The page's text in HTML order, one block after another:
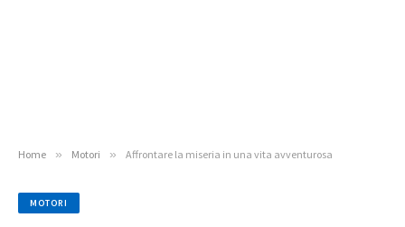
Home » Motori » Affrontare la miseria in una vita avventurosa
MOTORI